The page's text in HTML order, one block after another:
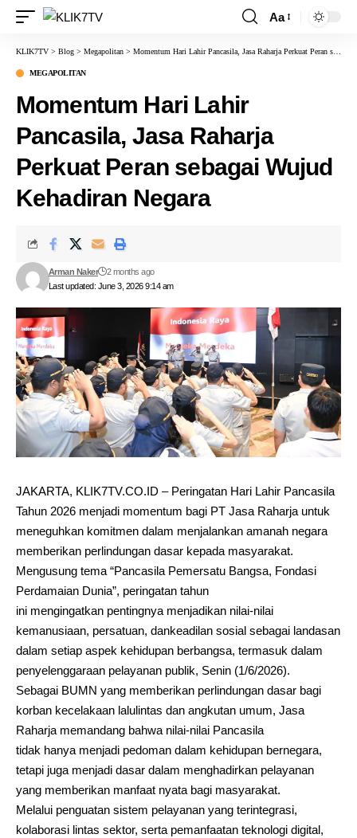
Aa
KLIK7TV > Blog > Megapolitan > Momentum Hari Lahir Pancasila, Jasa Raharja Perkuat Peran sebagai Wujud Kehadiran Negara
MEGAPOLITAN
Momentum Hari Lahir
Pancasila, Jasa Raharja
Perkuat Peran sebagai Wujud
Kehadiran Negara
Last updated: June 3, 2026 9:14 am
Arman Naker 2 months ago
JAKARTA, KLIK7TV.CO.ID – Peringatan Hari Lahir Pancasila
Tahun 2026 menjadi momentum bagi PT Jasa Raharja untuk
meneguhkan komitmen dalam menjalankan amanah negara
memberikan perlindungan dasar kepada masyarakat.
Mengusung tema “Pancasila Pemersatu Bangsa, Fondasi
Perdamaian Dunia”, peringatan tahun
ini mengingatkan pentingnya menjadikan nilai-nilai
kemanusiaan, persatuan, dankeadilan sosial sebagai landasan
dalam setiap aspek kehidupan berbangsa, termasuk dalam
penyelenggaraan pelayanan publik, Senin (1/6/2026).
Sebagai BUMN yang memberikan perlindungan dasar bagi
korban kecelakaan lalulintas dan angkutan umum, Jasa
Raharja memandang bahwa nilai-nilai Pancasila
tidak hanya menjadi pedoman dalam kehidupan bernegara,
tetapi juga menjadi dasar dalam menghadirkan pelayanan
yang memberikan manfaat nyata bagi masyarakat.
Melalui penguatan sistem pelayanan yang terintegrasi,
kolaborasi lintas sektor, serta pemanfaatan teknologi digital,